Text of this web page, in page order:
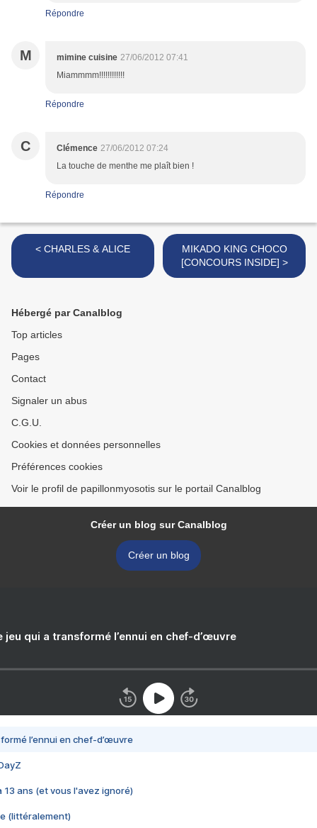
Répondre
M mimine cuisine 27/06/2012 07:41
Miammmm!!!!!!!!!!!!
Répondre
C Clémence 27/06/2012 07:24
La touche de menthe me plaît bien !
Répondre
< CHARLES & ALICE
MIKADO KING CHOCO
[CONCOURS INSIDE] >
Hébergé par Canalblog
Top articles
Pages
Contact
Signaler un abus
C.G.U.
Cookies et données personnelles
Préférences cookies
Voir le profil de papillonmyosotis sur le portail Canalblog
Créer un blog sur Canalblog
Créer un blog
jeu qui a transformé l’ennui en chef-d’œuvre
l’ennui en chef-d’œuvre
13 ans (et vous l'avez ignoré)
(littéralement)